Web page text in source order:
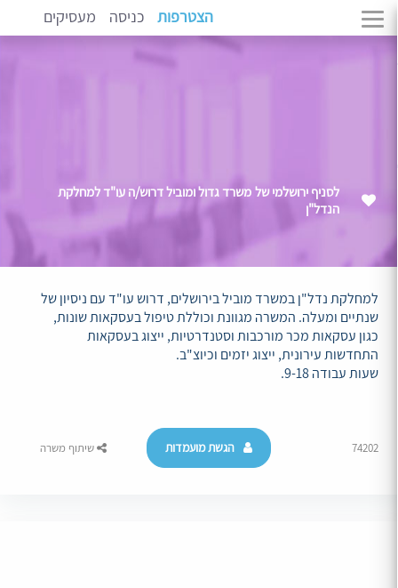
הצטרפות כניסה מעסיקים
לסניף ירושלמי של משרד גדול ומוביל דרוש/ה עו"ד למחלקת
הנדל"ן
למחלקת נדל"ן במשרד מוביל בירושלים, דרוש עו"ד עם ניסיון של
שנתיים ומעלה. המשרה מגוונת וכוללת טיפול בעסקאות שונות,
כגון עסקאות מכר מורכבות וסטנדרטיות, ייצוג בעסקאות
התחדשות עירונית, ייצוג יזמים וכיוצ"ב.
שעות עבודה 9-18.
74202 הגשת מועמדות שיתוף משרה